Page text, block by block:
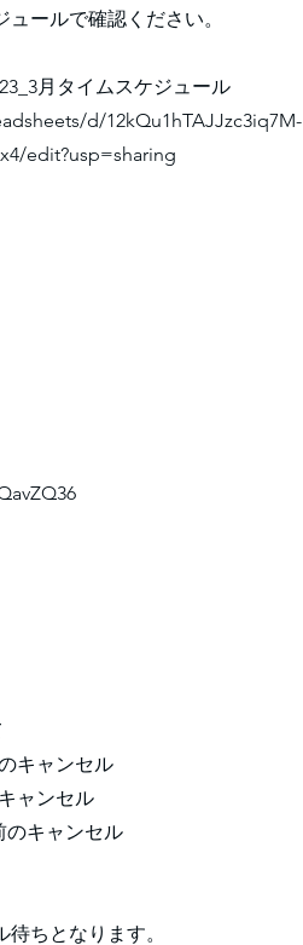
ールで確認ください。
月タイムスケジュール
d/12kQu1hTAJJzc3iq7M-
edit?usp=sharing
キャンセル
ャンセル
のキャンセル
ちとなります。